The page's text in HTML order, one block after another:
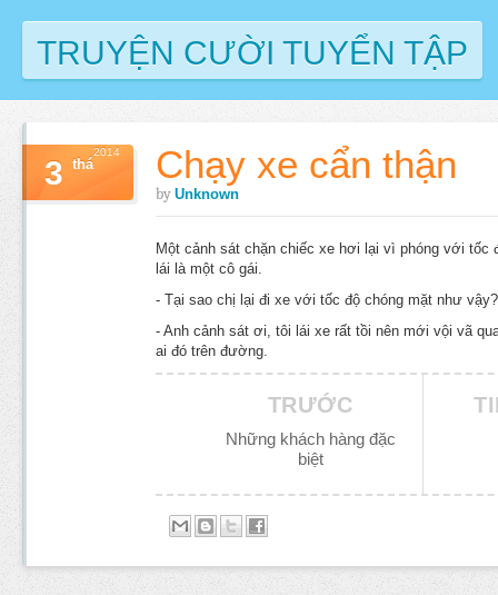
TRUYỆN CƯỜI TUYỂN TẬP
Chạy xe cẩn thận
by Unknown
3 thá
2014
Một cảnh sát chặn chiếc xe hơi lại vì phóng với tốc
lái là một cô gái.
- Tại sao chị lại đi xe với tốc độ chóng mặt như vậy?
- Anh cảnh sát ơi, tôi lái xe rất tồi nên mới vội vã
ai đó trên đường.
TRƯỚC
Những khách hàng đặc
biệt